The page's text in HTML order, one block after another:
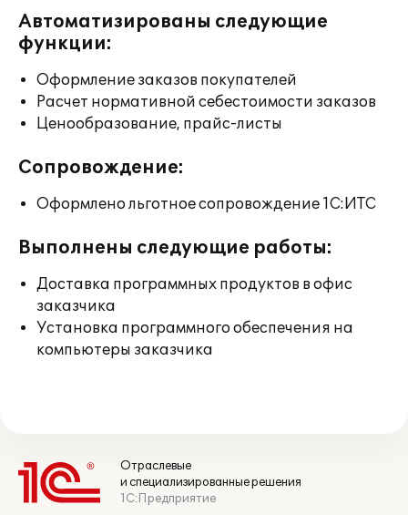
Автоматизированы следующие
функции:
Оформление заказов покупателей
Расчет нормативной себестоимости заказов
Ценообразование, прайс-листы
Сопровождение:
Оформлено льготное сопровождение 1С:ИТС
Выполнены следующие работы:
Доставка программных продуктов в офис
заказчика
Установка программного обеспечения на
компьютеры заказчика
Отраслевые
и специализированные решения
1С:Предприятие